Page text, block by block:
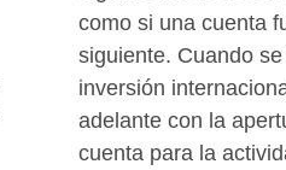
como si una cuenta
siguiente. Cuando
inversión
adelante con la
cuenta para la